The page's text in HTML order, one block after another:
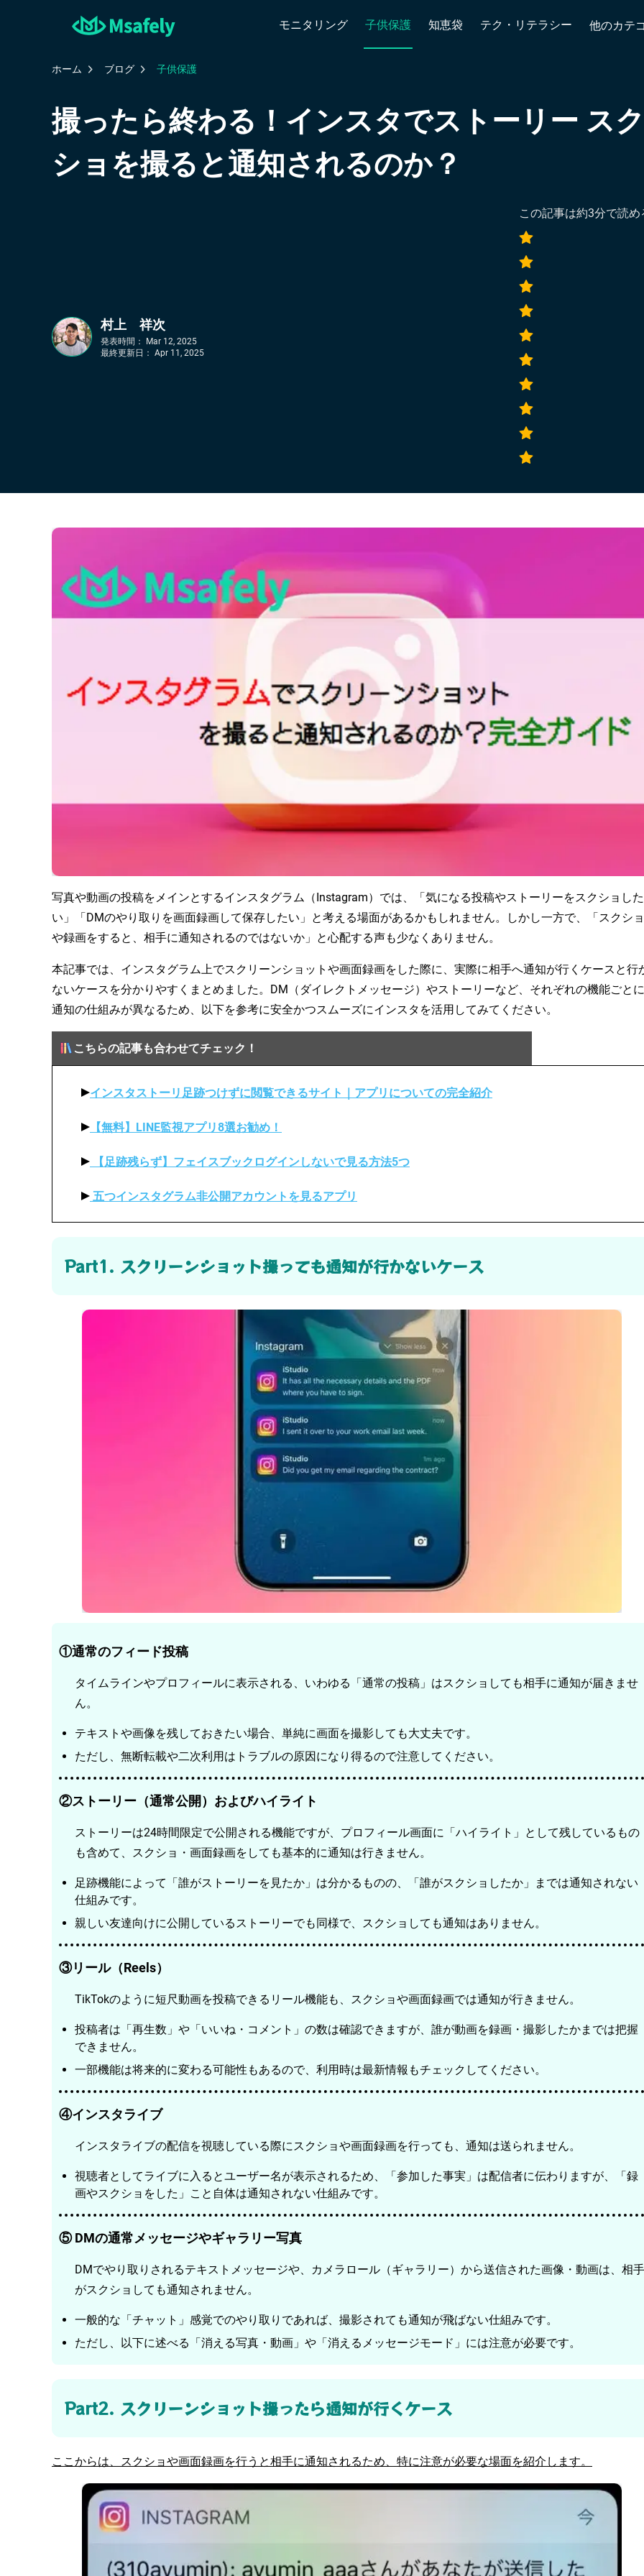
モニタリング 子供保護 知恵袋 テク・リテラシー 他のカテ
ホーム ブログ 子供保護
撮ったら終わる！インスタでストーリー スク
ショを撮ると通知されるのか？
村上 祥次
発表時間：
Mar 12, 2025
最終更新日： Apr 11, 2025
この記事は約3分で読め
写真や動画の投稿をメインとするインスタグラム（Instagram）では、「気になる投稿やストーリーをスクショした
い」「DMのやり取りを画面録画して保存したい」と考える場面があるかもしれません。しかし一方で、「スクショ
や録画をすると、相手に通知されるのではないか」と心配する声も少なくありません。
本記事では、インスタグラム上でスクリーンショットや画面録画をした際に、実際に相手へ通知が行くケースと行
ないケースを分かりやすくまとめました。DM（ダイレクトメッセージ）やストーリーなど、それぞれの機能ごとに
通知の仕組みが異なるため、以下を参考に安全かつスムーズにインスタを活用してみてください。
こちらの記事も合わせてチェック！
インスタストーリ足跡つけずに閲覧できるサイト｜アプリについての完全紹介
【無料】LINE監視アプリ8選お勧め！
【足跡残らず】フェイスブックログインしないで見る方法5つ
五つインスタグラム非公開アカウントを見るアプリ
Part1. スクリーンショット撮っても通知が行かないケース
①通常のフィード投稿
タイムラインやプロフィールに表示される、いわゆる「通常の投稿」はスクショしても相手に通知が届きませ
ん。
テキストや画像を残しておきたい場合、単純に画面を撮影しても大丈夫です。
ただし、無断転載や二次利用はトラブルの原因になり得るので注意してください。
②ストーリー（通常公開）およびハイライト
ストーリーは24時間限定で公開される機能ですが、プロフィール画面に「ハイライト」として残しているもの
も含めて、スクショ・画面録画をしても基本的に通知は行きません。
足跡機能によって「誰がストーリーを見たか」は分かるものの、「誰がスクショしたか」までは通知されない
仕組みです。
親しい友達向けに公開しているストーリーでも同様で、スクショしても通知はありません。
③リール（Reels）
TikTokのように短尺動画を投稿できるリール機能も、スクショや画面録画では通知が行きません。
投稿者は「再生数」や「いいね・コメント」の数は確認できますが、誰が動画を録画・撮影したかまでは把握
できません。
一部機能は将来的に変わる可能性もあるので、利用時は最新情報もチェックしてください。
④インスタライブ
インスタライブの配信を視聴している際にスクショや画面録画を行っても、通知は送られません。
視聴者としてライブに入るとユーザー名が表示されるため、「参加した事実」は配信者に伝わりますが、「録
画やスクショをした」こと自体は通知されない仕組みです。
⑤ DMの通常メッセージやギャラリー写真
DMでやり取りされるテキストメッセージや、カメラロール（ギャラリー）から送信された画像・動画は、相手
がスクショしても通知されません。
一般的な「チャット」感覚でのやり取りであれば、撮影されても通知が飛ばない仕組みです。
ただし、以下に述べる「消える写真・動画」や「消えるメッセージモード」には注意が必要です。
Part2. スクリーンショット撮ったら通知が行くケース
ここからは、スクショや画面録画を行うと相手に通知されるため、特に注意が必要な場面を紹介します。